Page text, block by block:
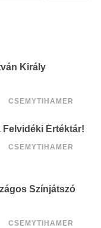
Király
CSEMYTIHAMER
Felvidéki Értéktár!
CSEMYTIHAMER
Színjátszó
CSEMYTIHAMER